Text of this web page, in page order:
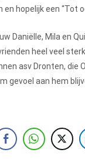
en hopelijk een “Tot
Daniëlle, Mila en
heel veel
asv Dronten, die
gevoel aan hem